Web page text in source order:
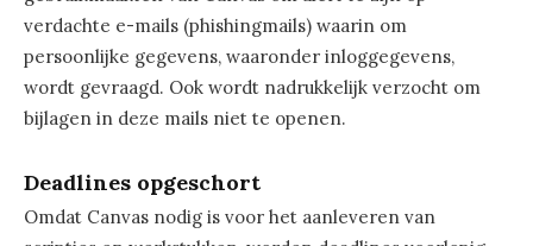
verdachte e-mails (phishingmails) waarin om
persoonlijke gegevens, waaronder inloggegevens,
wordt gevraagd. Ook wordt nadrukkelijk verzocht om
bijlagen in deze mails niet te openen.
Deadlines opgeschort
Omdat Canvas nodig is voor het aanleveren van